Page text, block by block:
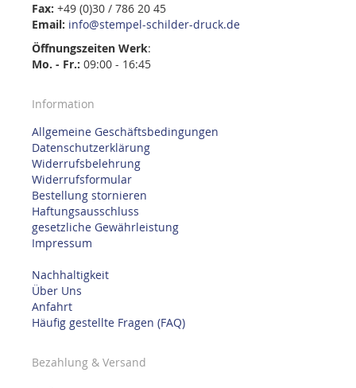
Fax: +49 (0)30 / 786 20 45
Email: info@stempel-schilder-druck.de
Öffnungszeiten Werk:
Mo. - Fr.: 09:00 - 16:45
Information
Allgemeine Geschäftsbedingungen
Datenschutzerklärung
Widerrufsbelehrung
Widerrufsformular
Bestellung stornieren
Haftungsausschluss
gesetzliche Gewährleistung
Impressum
Nachhaltigkeit
Über Uns
Anfahrt
Häufig gestellte Fragen (FAQ)
Bezahlung & Versand